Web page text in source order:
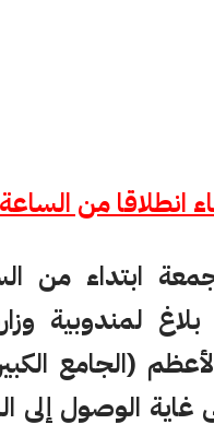
9 والنصف من صباح الجمعة بشفشاون
لمندوبية
(الجامع
غاية الوصول